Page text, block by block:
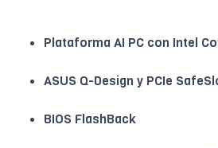
Plataforma AI PC con Intel
ASUS Q-Design y PCIe
BIOS FlashBack